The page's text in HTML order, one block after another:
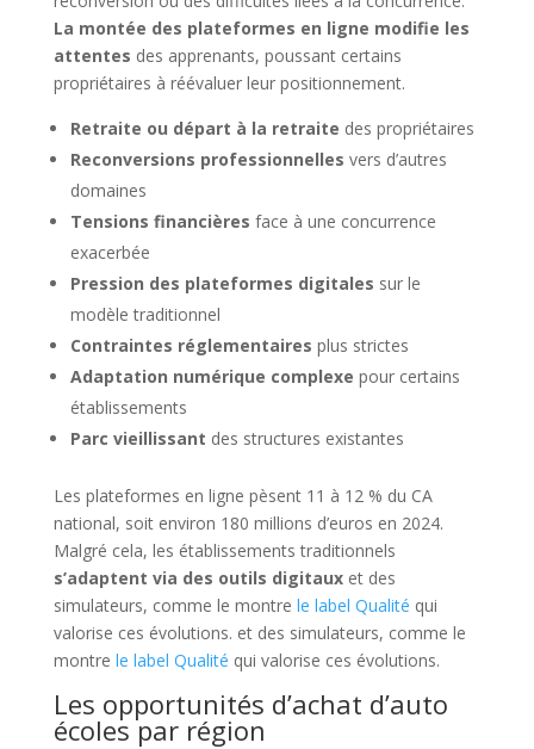
La montée des plateformes en ligne modifie les
attentes des apprenants, poussant certains
propriétaires à réévaluer leur positionnement.
Retraite ou départ à la retraite des propriétaires
Reconversions professionnelles vers d’autres
domaines
Tensions financières face à une concurrence
exacerbée
Pression des plateformes digitales sur le
modèle traditionnel
Contraintes réglementaires plus strictes
Adaptation numérique complexe pour certains
établissements
Parc vieillissant des structures existantes
Les plateformes en ligne pèsent 11 à 12 % du CA
national, soit environ 180 millions d’euros en 2024.
Malgré cela, les établissements traditionnels
s’adaptent via des outils digitauxet des
simulateurs, comme le montre le label Qualité qui
valorise ces évolutions. et des simulateurs, comme le
montre le label Qualité qui valorise ces évolutions.
Les opportunités d’achat d’auto
écoles par région